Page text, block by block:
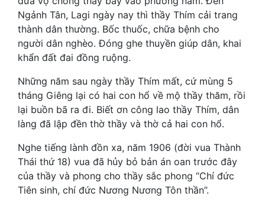
Ngảnh Tân, Lagi ngày nay thì thầy Thím cải trang
thành dân thường. Bốc thuốc, chữa bệnh cho
người dân nghèo. Đóng ghe thuyền giúp dân, khai
khẩn đất đai đồng ruộng.
Những năm sau ngày thầy Thím mất, cứ mùng 5
tháng Giêng lại có hai con hổ về mộ thầy thăm, rồi
lại buồn bã ra đi. Biết ơn công lao thầy Thím, dân
làng đã lập đền thờ thầy và thờ cả hai con hổ.
Nghe tiếng lành đồn xa, năm 1906 (đời vua Thành
Thái thứ 18) vua đã hủy bỏ bản án oan trước đây
của thầy và phong cho thầy sắc phong “Chí đức
Tiên sinh, chí đức Nương Nương Tôn thần”.